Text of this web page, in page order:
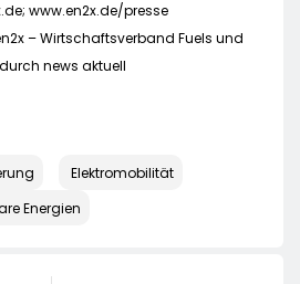
; www.en2x.de/presse
– Wirtschaftsverband Fuels und
news aktuell
Elektromobilität
Energien